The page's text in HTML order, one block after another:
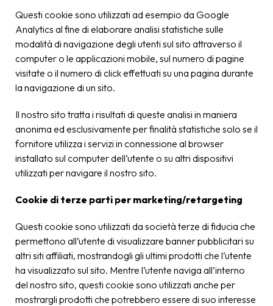
Questi cookie sono utilizzati ad esempio da Google
Analytics al fine di elaborare analisi statistiche sulle
modalità di navigazione degli utenti sul sito attraverso il
computer o le applicazioni mobile, sul numero di pagine
visitate o il numero di click effettuati su una pagina durante
la navigazione di un sito.
Il nostro sito tratta i risultati di queste analisi in maniera
anonima ed esclusivamente per finalità statistiche solo se il
fornitore utilizza i servizi in connessione al browser
installato sul computer dell’utente o su altri dispositivi
utilizzati per navigare il nostro sito.
Cookie di terze parti per marketing/retargeting
Questi cookie sono utilizzati da società terze di fiducia che
permettono all’utente di visualizzare banner pubblicitari su
altri siti affiliati, mostrandogli gli ultimi prodotti che l’utente
ha visualizzato sul sito. Mentre l’utente naviga all’interno
del nostro sito, questi cookie sono utilizzati anche per
mostrargli prodotti che potrebbero essere di suo interesse